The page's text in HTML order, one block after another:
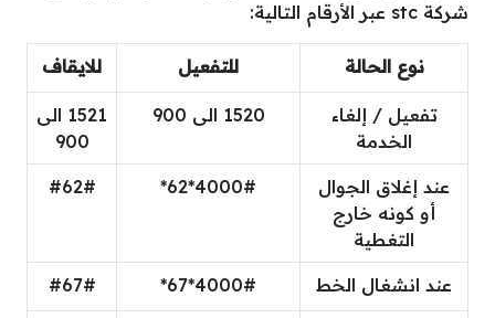
شركة stc عبر الأرقام التالية:
نوع الحالة للتفعيل للايقاف
تفعيل / إلغاء
الخدمة
1520 الى 900
1521 الى
900
عند إغلاق الجوال
أو كونه خارج
التغطية
4000#*62*
#62#
عند انشغال الخط 4000#*67*
#67#